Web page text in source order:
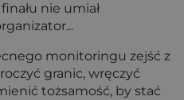
nie umiał
monitoringu zejść z
granic, wręczyć
tożsamość, by stać